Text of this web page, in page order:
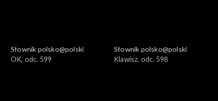
Słownik polsko@polski
OK, odc. 599
Słownik polsko@polski
Klawisz, odc. 598